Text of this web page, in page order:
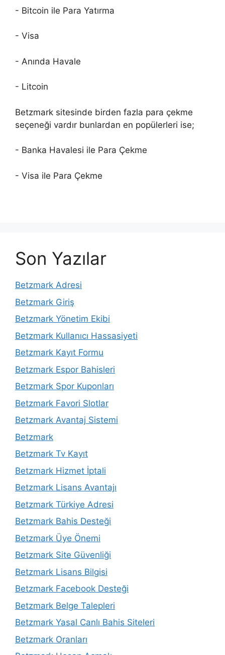
- Bitcoin ile Para Yatırma
- Visa
- Anında Havale
- Litcoin
Betzmark sitesinde birden fazla para çekme
seçeneği vardır bunlardan en popülerleri ise;
- Banka Havalesi ile Para Çekme
- Visa ile Para Çekme
Son Yazılar
Betzmark Adresi
Betzmark Giriş
Betzmark Yönetim Ekibi
Betzmark Kullanıcı Hassasiyeti
Betzmark Kayıt Formu
Betzmark Espor Bahisleri
Betzmark Spor Kuponları
Betzmark Favori Slotlar
Betzmark Avantaj Sistemi
Betzmark
Betzmark Tv Kayıt
Betzmark Hizmet İptali
Betzmark Lisans Avantajı
Betzmark Türkiye Adresi
Betzmark Bahis Desteği
Betzmark Üye Önemi
Betzmark Site Güvenliği
Betzmark Lisans Bilgisi
Betzmark Facebook Desteği
Betzmark Belge Talepleri
Betzmark Yasal Canlı Bahis Siteleri
Betzmark Oranları